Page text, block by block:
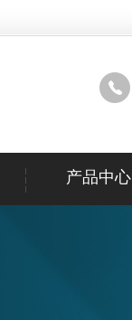
产品中心